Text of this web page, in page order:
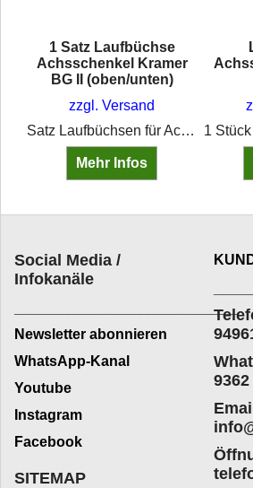
1 Satz Laufbüchse
Achsschenkel Kramer
BG II (oben/unten)
zzgl. Versand
Satz Laufbüchsen für Achsschenkel Kramer BG II – obere und untere Buchse mit Schmierbohrung und Schmierrillen. Passend für Kramer 350, 450 Export, KL 300.
Mehr Infos
Social Media /
Infokanäle
_________________________
Newsletter abonnieren
WhatsApp-Kanal
Youtube
Instagram
Facebook
9362
SITEMAP